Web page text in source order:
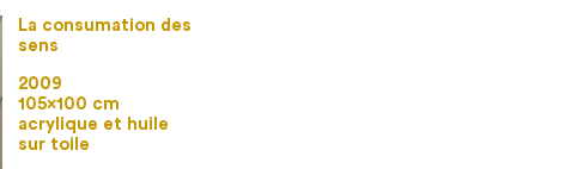
La consumation des
sens
2009
105×100 cm
acrylique et huile
sur toile